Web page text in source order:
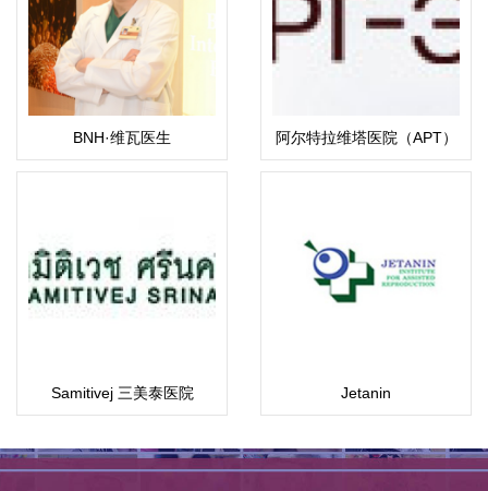
BNH·维瓦医生
阿尔特拉维塔医院（APT）
ART-ECO
Samitivej 三美泰医院 Jetanin